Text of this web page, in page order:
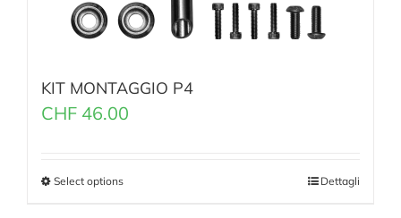
KIT MONTAGGIO P4
CHF 46.00
Select options Dettagli